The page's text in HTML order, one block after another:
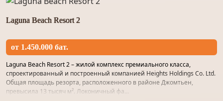
Laguna Beach Resort 2
от 1.450.000 бат.
Laguna Beach Resort 2 – жилой комплекс премиального класса,
спроектированный и построенный компанией Heights Holdings Co. Ltd.
Общая площадь резорта, расположенного в районе Джомтьен,
превысила 13 тысяч м². Локоничный фа...